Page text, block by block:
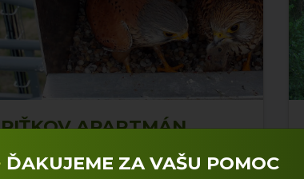
ĎAKUJEME ZA VAŠU POMOC
PIŤKOV APARTMÁN
živý prenos